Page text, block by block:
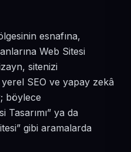
esnafına,
Web Sitesi
sitenizi
SEO ve yapay zekâ
böylece
Tasarımı” ya da
gibi aramalarda